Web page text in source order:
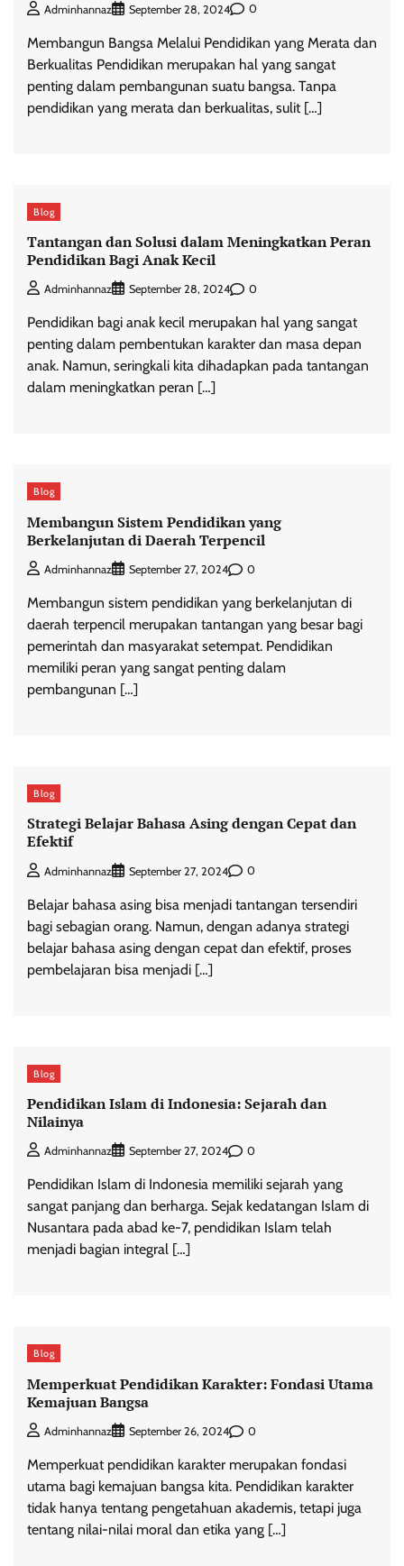
Adminhannaz September 28, 2024 0
Membangun Bangsa Melalui Pendidikan yang Merata dan
Berkualitas Pendidikan merupakan hal yang sangat
penting dalam pembangunan suatu bangsa. Tanpa
pendidikan yang merata dan berkualitas, sulit […]
Blog
Tantangan dan Solusi dalam Meningkatkan Peran
Pendidikan Bagi Anak Kecil
Adminhannaz September 28, 2024 0
Pendidikan bagi anak kecil merupakan hal yang sangat
penting dalam pembentukan karakter dan masa depan
anak. Namun, seringkali kita dihadapkan pada tantangan
dalam meningkatkan peran […]
Blog
Membangun Sistem Pendidikan yang
Berkelanjutan di Daerah Terpencil
Adminhannaz September 27, 2024 0
Membangun sistem pendidikan yang berkelanjutan di
daerah terpencil merupakan tantangan yang besar bagi
pemerintah dan masyarakat setempat. Pendidikan
memiliki peran yang sangat penting dalam
pembangunan […]
Blog
Strategi Belajar Bahasa Asing dengan Cepat dan
Efektif
Adminhannaz September 27, 2024 0
Belajar bahasa asing bisa menjadi tantangan tersendiri
bagi sebagian orang. Namun, dengan adanya strategi
belajar bahasa asing dengan cepat dan efektif, proses
pembelajaran bisa menjadi […]
Blog
Pendidikan Islam di Indonesia: Sejarah dan
Nilainya
Adminhannaz September 27, 2024 0
Pendidikan Islam di Indonesia memiliki sejarah yang
sangat panjang dan berharga. Sejak kedatangan Islam di
Nusantara pada abad ke-7, pendidikan Islam telah
menjadi bagian integral […]
Blog
Memperkuat Pendidikan Karakter: Fondasi Utama
Kemajuan Bangsa
Adminhannaz September 26, 2024 0
Memperkuat pendidikan karakter merupakan fondasi
utama bagi kemajuan bangsa kita. Pendidikan karakter
tidak hanya tentang pengetahuan akademis, tetapi juga
tentang nilai-nilai moral dan etika yang […]